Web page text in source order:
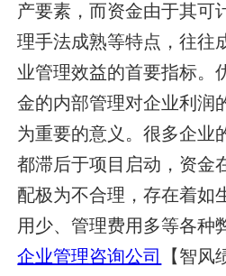
产要素，而资金由于其可
理手法成熟等特点，往往
业管理效益的首要指标。
金的内部管理对企业利润
为重要的意义。很多企业
都滞后于项目启动，资金
配极为不合理，存在着如
用少、管理费用多等各种
企业管理咨询公司
【智风